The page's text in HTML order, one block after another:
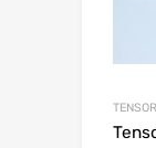
TENSOR